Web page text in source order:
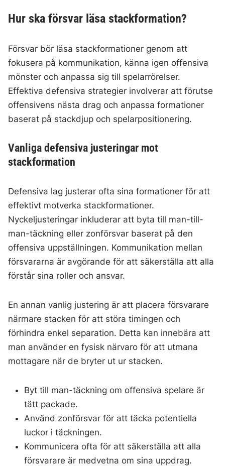
Hur ska försvar läsa stackformation?
Försvar bör läsa stackformationer genom att
fokusera på kommunikation, känna igen offensiva
mönster och anpassa sig till spelarrörelser.
Effektiva defensiva strategier involverar att förutse
offensivens nästa drag och anpassa formationer
baserat på stackdjup och spelarpositionering.
Vanliga defensiva justeringar mot
stackformation
Defensiva lag justerar ofta sina formationer för att
effektivt motverka stackformationer.
Nyckeljusteringar inkluderar att byta till man-till-
man-täckning eller zonförsvar baserat på den
offensiva uppställningen. Kommunikation mellan
försvararna är avgörande för att säkerställa att alla
förstår sina roller och ansvar.
En annan vanlig justering är att placera försvarare
närmare stacken för att störa timingen och
förhindra enkel separation. Detta kan innebära att
man använder en fysisk närvaro för att utmana
mottagare när de bryter ut ur stacken.
Byt till man-täckning om offensiva spelare är
tätt packade.
Använd zonförsvar för att täcka potentiella
luckor i täckningen.
Kommunicera ofta för att säkerställa att alla
försvarare är medvetna om sina uppdrag.